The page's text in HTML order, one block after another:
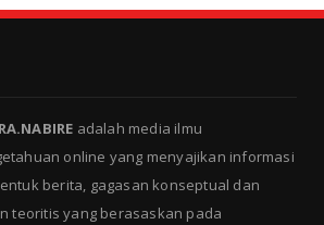
adalah media ilmu
online yang menyajikan informasi
berita, gagasan konseptual dan
teoritis yang berasaskan pada